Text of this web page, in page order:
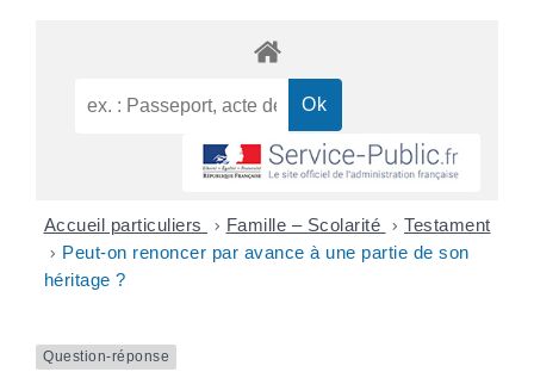
Accueil particuliers > Famille – Scolarité > Testament
> Peut-on renoncer par avance à une partie de son
héritage ?
Question-réponse